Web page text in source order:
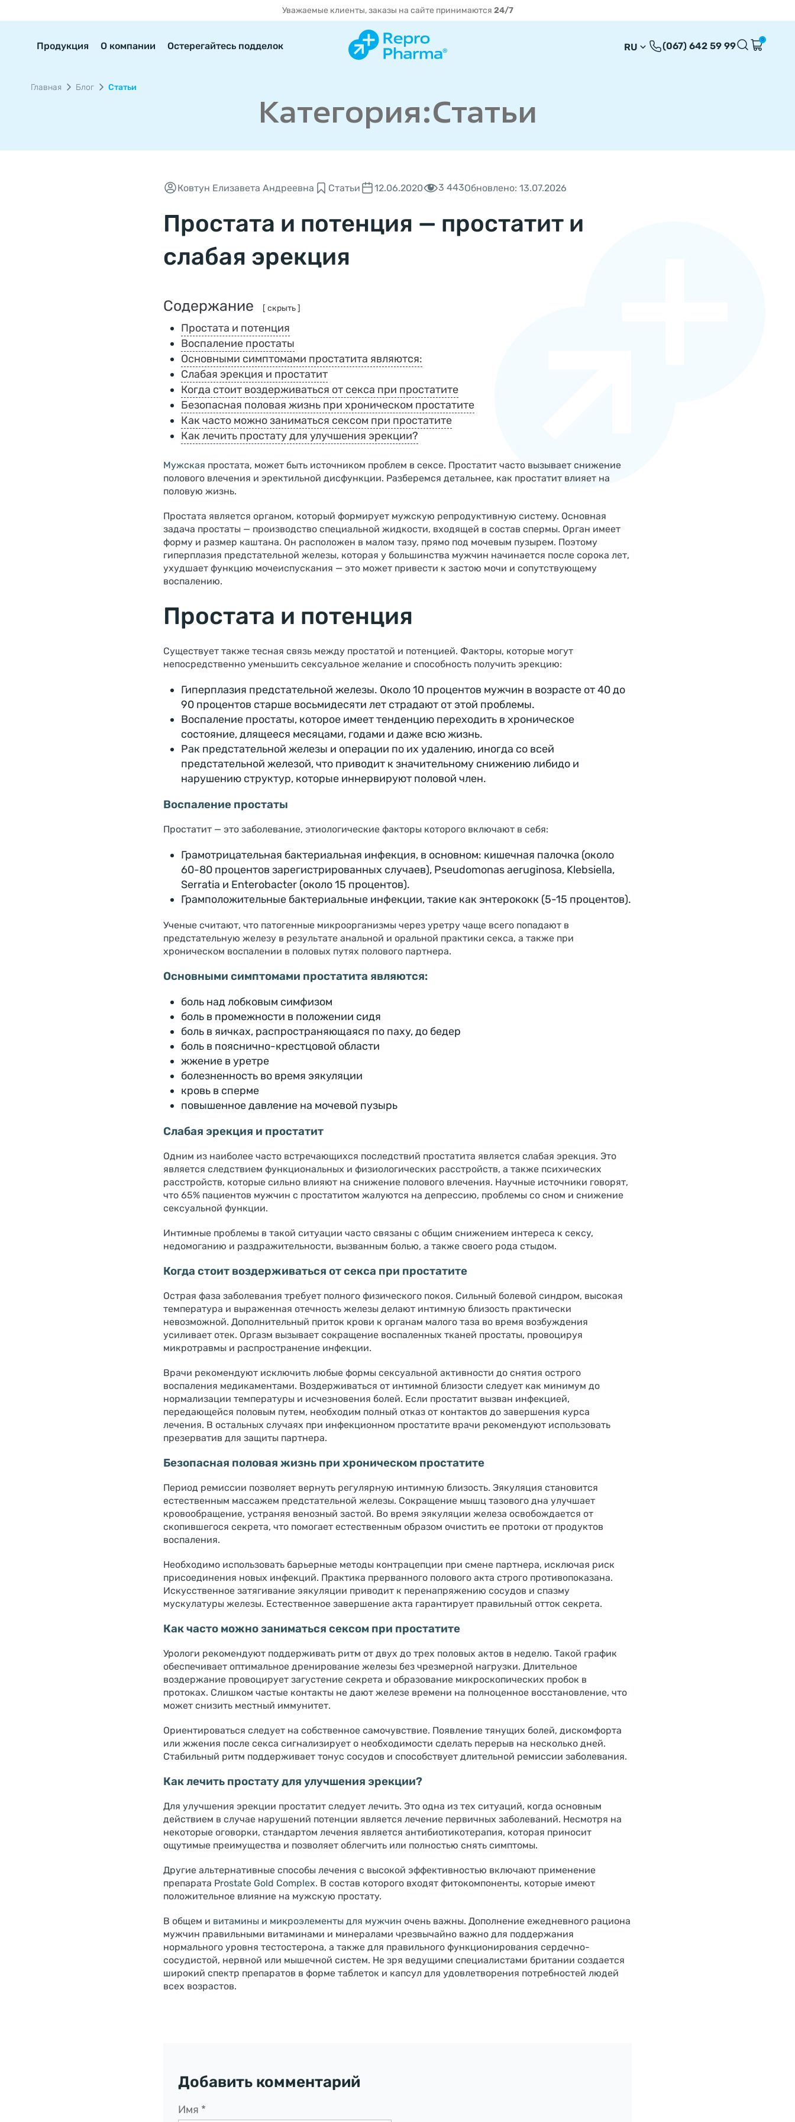
Уважаемые клиенты, заказы на сайте принимаются 24/7
Продукция О компании
Остерегайтесь подделок
RU (067) 642 59 99
0
Главная Блог Статьи
Категория:Статьи
Ковтун Елизавета Андреевна Статьи 12.06.2020 3 443Обновлено: 13.07.2026
Простата и потенция — простатит и
слабая эрекция
Содержание [ скрыть ]
Простата и потенция
Воспаление простаты
Основными симптомами простатита являются:
Слабая эрекция и простатит
Когда стоит воздерживаться от секса при простатите
Безопасная половая жизнь при хроническом простатите
Как часто можно заниматься сексом при простатите
Как лечить простату для улучшения эрекции?
Мужская простата, может быть источником проблем в сексе. Простатит часто вызывает снижение
полового влечения и эректильной дисфункции. Разберемся детальнее, как простатит влияет на
половую жизнь.
Простата является органом, который формирует мужскую репродуктивную систему. Основная
задача простаты — производство специальной жидкости, входящей в состав спермы. Орган имеет
форму и размер каштана. Он расположен в малом тазу, прямо под мочевым пузырем. Поэтому
гиперплазия предстательной железы, которая у большинства мужчин начинается после сорока лет,
ухудшает функцию мочеиспускания — это может привести к застою мочи и сопутствующему
воспалению.
Простата и потенция
Существует также тесная связь между простатой и потенцией. Факторы, которые могут
непосредственно уменьшить сексуальное желание и способность получить эрекцию:
Гиперплазия предстательной железы. Около 10 процентов мужчин в возрасте от 40 до
90 процентов старше восьмидесяти лет страдают от этой проблемы.
Воспаление простаты, которое имеет тенденцию переходить в хроническое
состояние, длящееся месяцами, годами и даже всю жизнь.
Рак предстательной железы и операции по их удалению, иногда со всей
предстательной железой, что приводит к значительному снижению либидо и
нарушению структур, которые иннервируют половой член.
Воспаление простаты
Простатит — это заболевание, этиологические факторы которого включают в себя:
Грамотрицательная бактериальная инфекция, в основном: кишечная палочка (около
60-80 процентов зарегистрированных случаев), Pseudomonas aeruginosa, Klebsiella,
Serratia и Enterobacter (около 15 процентов).
Грамположительные бактериальные инфекции, такие как энтерококк (5-15 процентов).
Ученые считают, что патогенные микроорганизмы через уретру чаще всего попадают в
предстательную железу в результате анальной и оральной практики секса, а также при
хроническом воспалении в половых путях полового партнера.
Основными симптомами простатита являются:
боль над лобковым симфизом
боль в промежности в положении сидя
боль в яичках, распространяющаяся по паху, до бедер
боль в пояснично-крестцовой области
жжение в уретре
болезненность во время эякуляции
кровь в сперме
повышенное давление на мочевой пузырь
Слабая эрекция и простатит
Одним из наиболее часто встречающихся последствий простатита является слабая эрекция. Это
является следствием функциональных и физиологических расстройств, а также психических
расстройств, которые сильно влияют на снижение полового влечения. Научные источники говорят,
что 65% пациентов мужчин с простатитом жалуются на депрессию, проблемы со сном и снижение
сексуальной функции.
Интимные проблемы в такой ситуации часто связаны с общим снижением интереса к сексу,
недомоганию и раздражительности, вызванным болью, а также своего рода стыдом.
Когда стоит воздерживаться от секса при простатите
Острая фаза заболевания требует полного физического покоя. Сильный болевой синдром, высокая
температура и выраженная отечность железы делают интимную близость практически
невозможной. Дополнительный приток крови к органам малого таза во время возбуждения
усиливает отек. Оргазм вызывает сокращение воспаленных тканей простаты, провоцируя
микротравмы и распространение инфекции.
Врачи рекомендуют исключить любые формы сексуальной активности до снятия острого
воспаления медикаментами. Воздерживаться от интимной близости следует как минимум до
нормализации температуры и исчезновения болей. Если простатит вызван инфекцией,
передающейся половым путем, необходим полный отказ от контактов до завершения курса
лечения. В остальных случаях при инфекционном простатите врачи рекомендуют использовать
презерватив для защиты партнера.
Безопасная половая жизнь при хроническом простатите
Период ремиссии позволяет вернуть регулярную интимную близость. Эякуляция становится
естественным массажем предстательной железы. Сокращение мышц тазового дна улучшает
кровообращение, устраняя венозный застой. Во время эякуляции железа освобождается от
скопившегося секрета, что помогает естественным образом очистить ее протоки от продуктов
воспаления.
Необходимо использовать барьерные методы контрацепции при смене партнера, исключая риск
присоединения новых инфекций. Практика прерванного полового акта строго противопоказана.
Искусственное затягивание эякуляции приводит к перенапряжению сосудов и спазму
мускулатуры железы. Естественное завершение акта гарантирует правильный отток секрета.
Как часто можно заниматься сексом при простатите
Урологи рекомендуют поддерживать ритм от двух до трех половых актов в неделю. Такой график
обеспечивает оптимальное дренирование железы без чрезмерной нагрузки. Длительное
воздержание провоцирует загустение секрета и образование микроскопических пробок в
протоках. Слишком частые контакты не дают железе времени на полноценное восстановление, что
может снизить местный иммунитет.
Ориентироваться следует на собственное самочувствие. Появление тянущих болей, дискомфорта
или жжения после секса сигнализирует о необходимости сделать перерыв на несколько дней.
Стабильный ритм поддерживает тонус сосудов и способствует длительной ремиссии заболевания.
Как лечить простату для улучшения эрекции?
Для улучшения эрекции простатит следует лечить. Это одна из тех ситуаций, когда основным
действием в случае нарушений потенции является лечение первичных заболеваний. Несмотря на
некоторые оговорки, стандартом лечения является антибиотикотерапия, которая приносит
ощутимые преимущества и позволяет облегчить или полностью снять симптомы.
Другие альтернативные способы лечения с высокой эффективностью включают применение
препарата Prostate Gold Complex. В состав которого входят фитокомпоненты, которые имеют
положительное влияние на мужскую простату.
В общем и витамины и микроэлементы для мужчин очень важны. Дополнение ежедневного рациона
мужчин правильными витаминами и минералами чрезвычайно важно для поддержания
нормального уровня тестостерона, а также для правильного функционирования сердечно-
сосудистой, нервной или мышечной систем. Не зря ведущими специалистами британии создается
широкий спектр препаратов в форме таблеток и капсул для удовлетворения потребностей людей
всех возрастов.
Добавить комментарий
Имя *